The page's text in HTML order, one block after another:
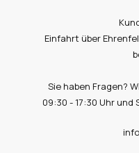
Einfahrt über
Sie haben Fragen?
09:30 - 17:30 Uhr und